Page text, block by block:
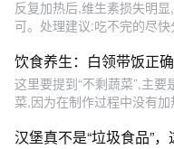
反复加热后,维生素损失明
可。处理建议:吃不完的尽
饮食养生：白领带饭正
这里要提到“不剩蔬菜”,主
菜,因为在制作过程中没有
汉堡真不是“垃圾食品”，